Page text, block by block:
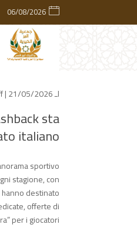
06/08/2026
لـ| 21/05/2026 |
sta
italiano
sportivo
stagione, con
destinato
offerte di
per i giocatori.